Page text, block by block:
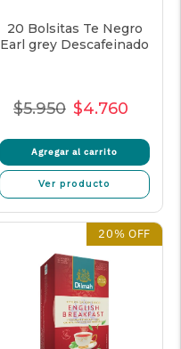
20 Bolsitas Te Negro
Earl grey Descafeinado
Precio
$5.950 Precio
venta
$4.760
Agregar al carrito
Ver producto
20% OFF